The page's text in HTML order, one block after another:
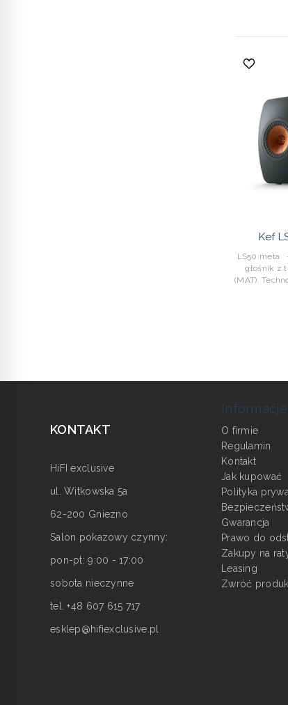
Kef
LS50 meta
głośnik z
(MAT).
KONTAKT
HiFI exclusive
ul. Witkowska 5a
62-200 Gniezno
Salon pokazowy czynny:
pon-pt: 9:00 - 17:00
sobota nieczynne
tel. +48 607 615 717
esklep@hifiexclusive.pl
Informacje
O firmie
Regulamin
Kontakt
Jak kupować
Polityka
Gwarancja
Prawo do
Zakupy na
Leasing
Zwróć